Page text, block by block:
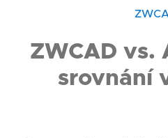
ZWCAD vs.
srovnání